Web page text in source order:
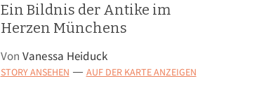
Ein Bildnis der Antike im
Herzen Münchens
Von Vanessa Heiduck
STORY ANSEHEN — AUF DER KARTE ANZEIGEN